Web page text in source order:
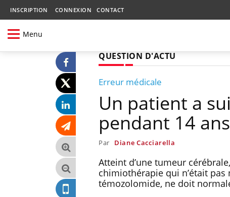
INSCRIPTION CONNEXION CONTACT
Menu
QUESTION D'ACTU
Erreur médicale
Un patient a
pendant 14 ans
Par Diane Cacciarella
Atteint d’une tumeur
chimiothérapie qui n’était
témozolomide, ne doit